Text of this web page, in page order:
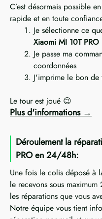
C’est désormais possible
rapide et en toute
Je sélectionne ce
Xiaomi MI 10T PRO
Je passe ma
coordonnées
J'imprime le bon
Le tour est joué 😉
Plus d'informations
Déroulement la
PRO en 24/48h:
Une fois le colis déposé à
le recevons sous
les réparations que vous
Notre équipe vous tient